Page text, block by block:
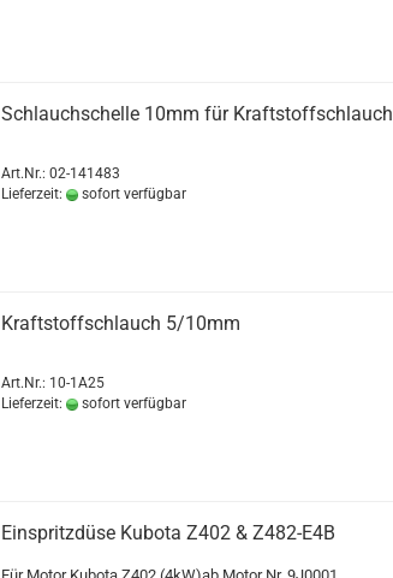
Schlauchschelle 10mm für Kraftstoffschlauch
Art.Nr.: 02-141483
Lieferzeit:
sofort verfügbar
Kraftstoffschlauch 5/10mm
Art.Nr.: 10-1A25
Lieferzeit:
sofort verfügbar
Einspritzdüse Kubota Z402 & Z482-E4B